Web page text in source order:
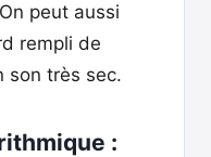
peut aussi
rempli de
son très sec.
: